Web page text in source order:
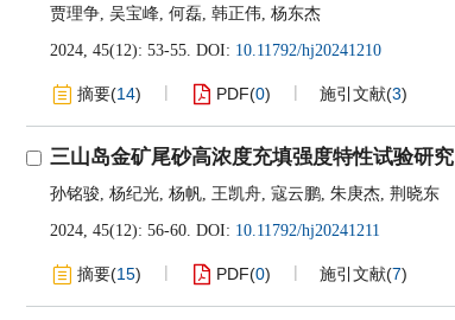
贾理争, 吴宝峰, 何磊, 韩正伟, 杨东杰
2024, 45(12): 53-55. DOI: 10.11792/hj20241210
摘要(14) PDF(0) 施引文献(3)
三山岛金矿尾砂高浓度充填强度特性试验研究
孙铭骏, 杨纪光, 杨帆, 王凯舟, 寇云鹏, 朱庚杰, 荆晓东
2024, 45(12): 56-60. DOI: 10.11792/hj20241211
摘要(15) PDF(0) 施引文献(7)